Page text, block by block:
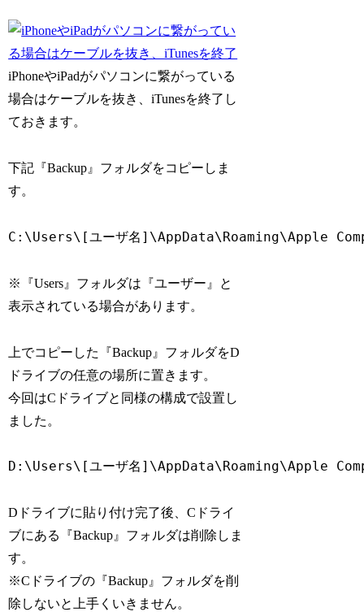
iPhoneやiPadがパソコンに繋がっている
場合はケーブルを抜き、iTunesを終了し
ておきます。
下記『Backup』フォルダをコピーしま
す。
※『Users』フォルダは『ユーザー』と
表示されている場合があります。
上でコピーした『Backup』フォルダをD
ドライブの任意の場所に置きます。
今回はCドライブと同様の構成で設置し
ました。
Dドライブに貼り付け完了後、Cドライ
ブにある『Backup』フォルダは削除しま
す。
※Cドライブの『Backup』フォルダを削
除しないと上手くいきません。